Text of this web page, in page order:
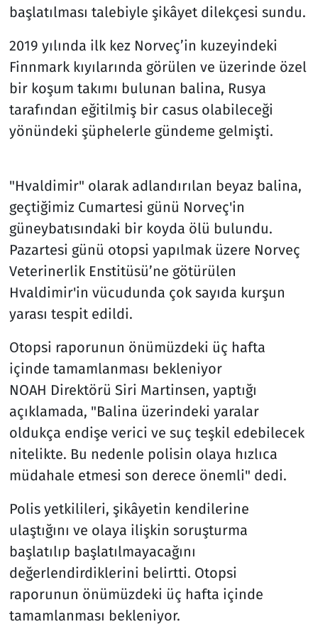
başlatılması talebiyle şikâyet dilekçesi sundu.
2019 yılında ilk kez Norveç’in kuzeyindeki
Finnmark kıyılarında görülen ve üzerinde özel
bir koşum takımı bulunan balina, Rusya
tarafından eğitilmiş bir casus olabileceği
yönündeki şüphelerle gündeme gelmişti.
"Hvaldimir" olarak adlandırılan beyaz balina,
geçtiğimiz Cumartesi günü Norveç'in
güneybatısındaki bir koyda ölü bulundu.
Pazartesi günü otopsi yapılmak üzere Norveç
Veterinerlik Enstitüsü’ne götürülen
Hvaldimir'in vücudunda çok sayıda kurşun
yarası tespit edildi.
Otopsi raporunun önümüzdeki üç hafta
içinde tamamlanması bekleniyor
NOAH Direktörü Siri Martinsen, yaptığı
açıklamada, "Balina üzerindeki yaralar
oldukça endişe verici ve suç teşkil edebilecek
nitelikte. Bu nedenle polisin olaya hızlıca
müdahale etmesi son derece önemli" dedi.
Polis yetkilileri, şikâyetin kendilerine
ulaştığını ve olaya ilişkin soruşturma
başlatılıp başlatılmayacağını
değerlendirdiklerini belirtti. Otopsi
raporunun önümüzdeki üç hafta içinde
tamamlanması bekleniyor.
Televizyon